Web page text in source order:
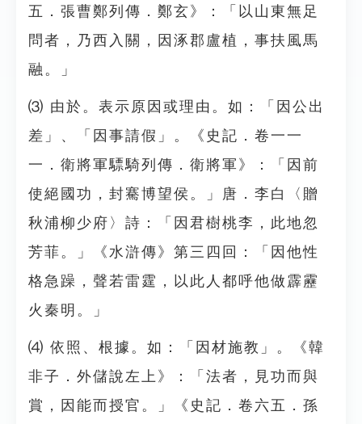
五．張曹鄭列傳．鄭玄》：「以山東無足
問者，乃西入關，因涿郡盧植，事扶風馬
融。」
⑶ 由於。表示原因或理由。如：「因公出
差」、「因事請假」。《史記．卷一一
一．衛將軍驃騎列傳．衛將軍》：「因前
使絕國功，封騫博望侯。」唐．李白〈贈
秋浦柳少府〉詩：「因君樹桃李，此地忽
芳菲。」《水滸傳》第三四回：「因他性
格急躁，聲若雷霆，以此人都呼他做霹靂
火秦明。」
⑷ 依照、根據。如：「因材施教」。《韓
非子．外儲說左上》：「法者，見功而與
賞，因能而授官。」《史記．卷六五．孫